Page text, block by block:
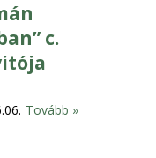
c.
Tovább »